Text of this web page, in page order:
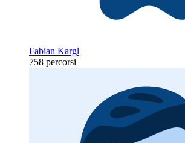
Fabian Kargl
758 percorsi